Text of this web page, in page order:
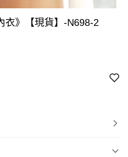
衣》【現貨】-N698-2